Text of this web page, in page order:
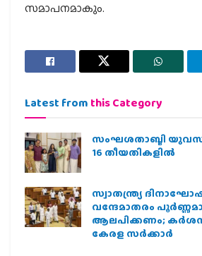
സമാപനമാകും.
Latest from this Category
സംഘശതാബ്ദി
16 തീയതികളില്‍
സ്വാതന്ത്ര്യ
വന്ദേമാതരം
ആലപിക്കണം; കർശന
കേരള സർക്കാർ